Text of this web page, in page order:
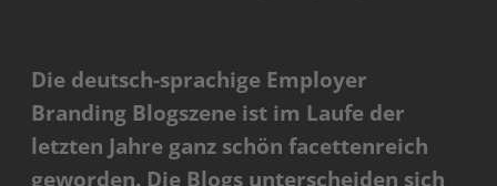
Die deutsch-sprachige Employer
Branding Blogszene ist im Laufe der
letzten Jahre ganz schön facettenreich
geworden. Die Blogs unterscheiden sich